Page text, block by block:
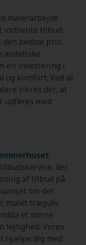
malerarbejde
indhente tilbud
bedste pris.
æstetiske
en investering i
og komfort. Ved at
sikres det, at
udføres med
der
af tilbud på
om det
malet trægulv,
et større
lejlighed. Vores
hjælpe dig med